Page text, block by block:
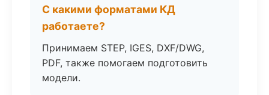
С какими форматами КД
работаете?
Принимаем STEP, IGES, DXF/DWG,
PDF, также помогаем подготовить
модели.